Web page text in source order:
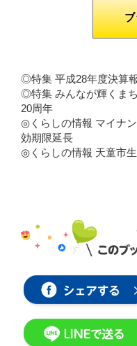
ブ
◎特集 平成28年度決算
◎特集 みんなが輝くま
20周年
◎くらしの情報 マイナ
効期限延長
◎くらしの情報 天童市